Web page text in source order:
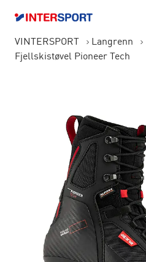
VINTERSPORT Langrenn
Fjellskistøvel Pioneer Tech